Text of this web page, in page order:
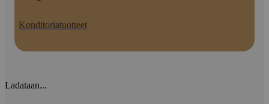
Konditoriatuotteet
Ladataan...